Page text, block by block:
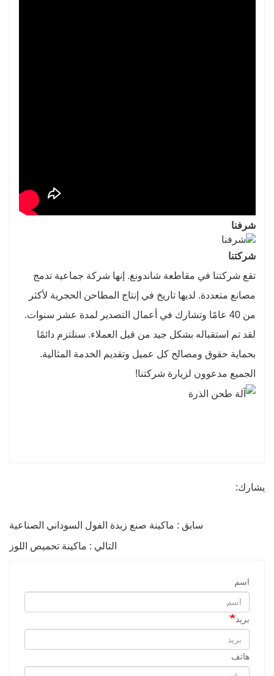
شرفنا
شركتنا
تقع شركتنا في مقاطعة شاندونغ. إنها شركة جماعية تدمج
مصانع متعددة. لديها تاريخ في إنتاج المطاحن الحجرية لأكثر
من 40 عامًا وتشارك في أعمال التصدير لمدة عشر سنوات.
لقد تم استقباله بشكل جيد من قبل العملاء. سنلتزم دائمًا
بحماية حقوق ومصالح كل عميل وتقديم الخدمة المثالية.
الجميع مدعوون لزيارة شركتنا!
يشارك:
سابق : ماكينة صنع زبدة الفول السوداني الصناعية
التالي : ماكينة تحميص اللوز
اسم
بريد
هاتف